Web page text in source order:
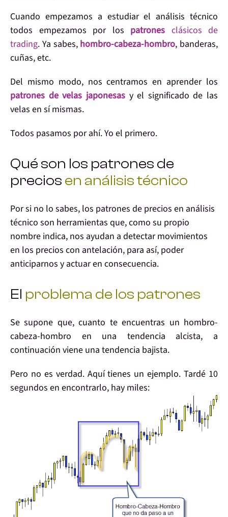
Cuando empezamos a estudiar el análisis técnico
todos empezamos por los patrones clásicos de
trading. Ya sabes, hombro-cabeza-hombro, banderas,
cuñas, etc.
Del mismo modo, noscentramos en aprender los
patrones de velas japonesasy el significado de las
velas en sí mismas.
Todos pasamos por ahí.Yo el primero.
Qué son los patrones de
precios en análisis técnico
Por si no lo sabes, los patrones de precios en análisis
técnico son herramientas que, como su propio
nombre indica, nos ayudan a detectar movimientos
en los precios con antelación, para así, poder
anticiparnos y actuar en consecuencia.
El problema de los patrones
Se supone que, cuanto te encuentras un hombro-
cabeza-hombro en una tendencia alcista, a
continuación viene una tendencia bajista.
Pero no es verdad. Aquí tienes unejemplo. Tardé 10
segundos en encontrarlo, hay miles: